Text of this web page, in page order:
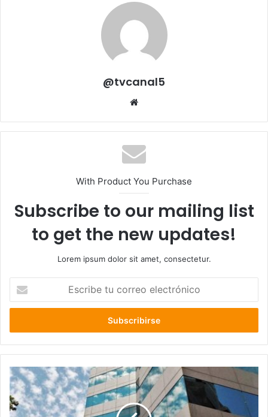
@tvcanal5
With Product You Purchase
Subscribe to our mailing list
to get the new updates!
Lorem ipsum dolor sit amet, consectetur.
correo
SII
entrega
millonaria
rebaja